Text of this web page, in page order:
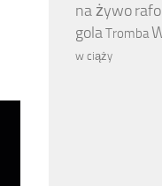
na żywo
golaTromba
w ciąży